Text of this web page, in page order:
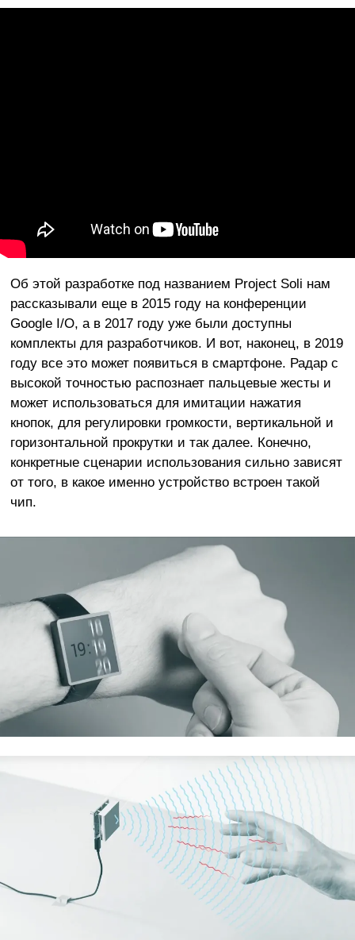
Об этой разработке под названием Project Soli нам
рассказывали еще в 2015 году на конференции
Google I/O, а в 2017 году уже были доступны
комплекты для разработчиков. И вот, наконец, в 2019
году все это может появиться в смартфоне. Радар с
высокой точностью распознает пальцевые жесты и
может использоваться для имитации нажатия
кнопок, для регулировки громкости, вертикальной и
горизонтальной прокрутки и так далее. Конечно,
конкретные сценарии использования сильно зависят
от того, в какое именно устройство встроен такой
чип.